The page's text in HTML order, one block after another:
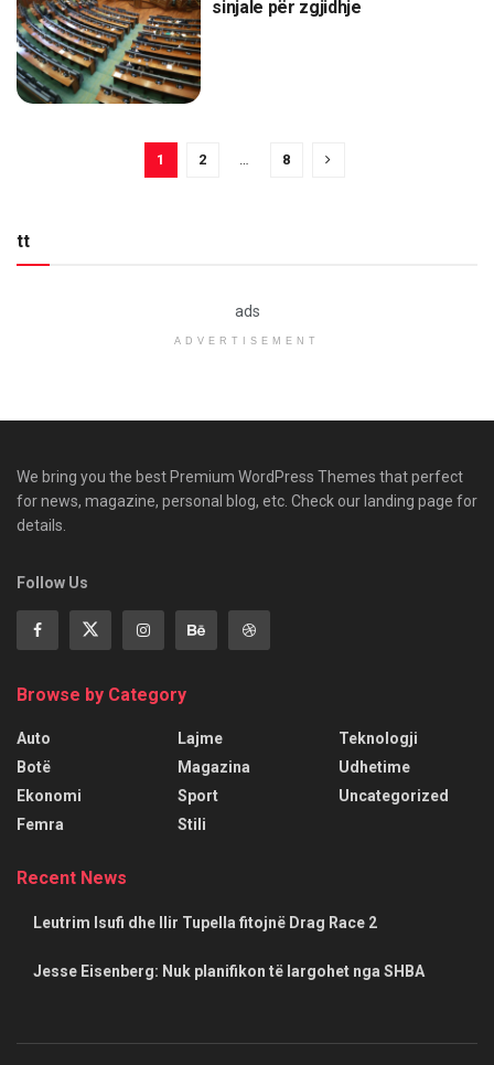
sinjale për zgjidhje
1 2 8
tt
ads
ADVERTISEMENT
We bring you the best Premium WordPress Themes that perfect
for news, magazine, personal blog, etc. Check our landing page for
details.
Follow Us
Browse by Category
Auto
Botë
Ekonomi
Femra
Lajme
Magazina
Sport
Stili
Teknologji
Udhetime
Uncategorized
Recent News
Leutrim Isufi dhe Ilir Tupella fitojnë Drag Race 2
Jesse Eisenberg: Nuk planifikon të largohet nga SHBA